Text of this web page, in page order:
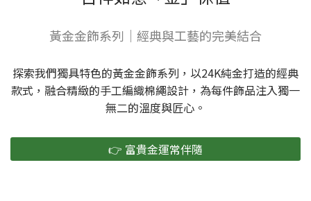
黃金金飾系列｜經典與工藝的完美結合
探索我們獨具特色的黃金金飾系列，以24K純金打造的經典
款式，融合精緻的手工編織棉繩設計，為每件飾品注入獨一
無二的溫度與匠心。
👉 富貴金運常伴隨